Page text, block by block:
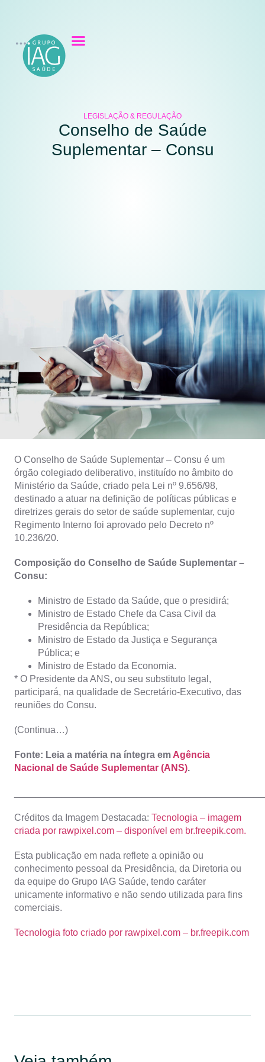
LEGISLAÇÃO & REGULAÇÃO
Conselho de Saúde
Suplementar – Consu
O Conselho de Saúde Suplementar – Consu é um
órgão colegiado deliberativo, instituído no âmbito do
Ministério da Saúde, criado pela Lei nº 9.656/98,
destinado a atuar na definição de políticas públicas e
diretrizes gerais do setor de saúde suplementar, cujo
Regimento Interno foi aprovado pelo Decreto nº
10.236/20.
Composição do Conselho de Saúde Suplementar –
Consu:
Ministro de Estado da Saúde, que o presidirá;
Ministro de Estado Chefe da Casa Civil da
Presidência da República;
Ministro de Estado da Justiça e Segurança
Pública; e
Ministro de Estado da Economia.
* O Presidente da ANS, ou seu substituto legal,
participará, na qualidade de Secretário-Executivo, das
reuniões do Consu.
(Continua…)
Fonte: Leia a matéria na íntegra em Agência
Nacional de Saúde Suplementar (ANS).
Créditos da Imagem Destacada: Tecnologia – imagem
criada por rawpixel.com – disponível em br.freepik.com.
Esta publicação em nada reflete a opinião ou
conhecimento pessoal da Presidência, da Diretoria ou
da equipe do Grupo IAG Saúde, tendo caráter
unicamente informativo e não sendo utilizada para fins
comerciais.
Tecnologia foto criado por rawpixel.com – br.freepik.com